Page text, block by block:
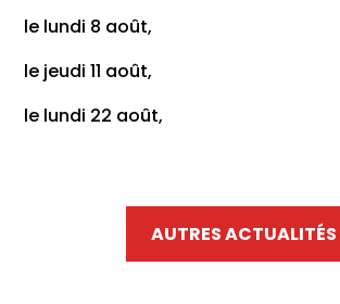
le lundi 8 août,
le jeudi 11 août,
le lundi 22 août,
AUTRES ACTUALITÉS